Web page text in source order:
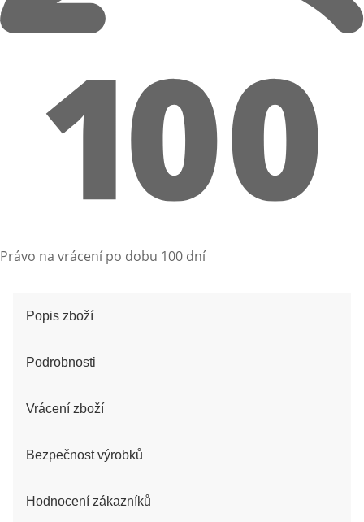
Právo na vrácení po dobu 100 dní
Popis zboží
Podrobnosti
Vrácení zboží
Bezpečnost výrobků
Hodnocení zákazníků